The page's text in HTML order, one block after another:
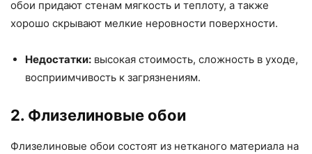
обои придают стенам мягкость и теплоту, а также
хорошо скрывают мелкие неровности поверхности.
Недостатки: высокая стоимость, сложность в уходе,
восприимчивость к загрязнениям.
2. Флизелиновые обои
Флизелиновые обои состоят из нетканого материала на